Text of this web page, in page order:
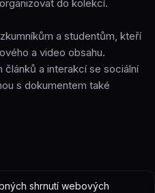
do kolekcí.
a studentům, kteří
a video obsahu.
článků a interakcí se sociální
s dokumentem také
shrnutí webových